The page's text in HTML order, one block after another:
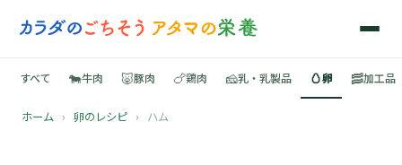
すべて 🐄牛肉 🐷豚肉 🍗鶏肉 🧀乳・乳製品 🥚卵 🥓加工品
ホーム › 卵のレシピ › ハム